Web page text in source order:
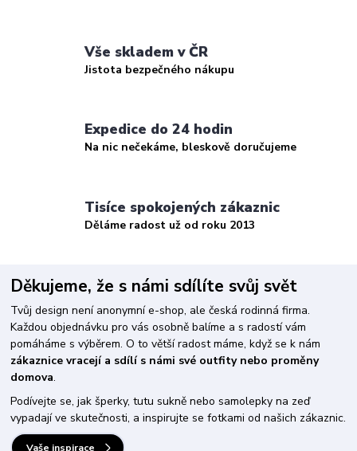
Vše skladem v ČR
Jistota bezpečného nákupu
Expedice do 24 hodin
Na nic nečekáme, bleskově doručujeme
Tisíce spokojených zákaznic
Děláme radost už od roku 2013
Děkujeme, že s námi sdílíte svůj svět
Tvůj design není anonymní e-shop, ale česká rodinná firma.
Každou objednávku pro vás osobně balíme a s radostí vám
pomáháme s výběrem. O to větší radost máme, když se k nám
zákaznice vracejí a sdílí s námi své outfity nebo proměny
domova.
Podívejte se, jak šperky, tutu sukně nebo samolepky na zeď
vypadají ve skutečnosti, a inspirujte se fotkami od našich zákaznic.
Vaše inspirace